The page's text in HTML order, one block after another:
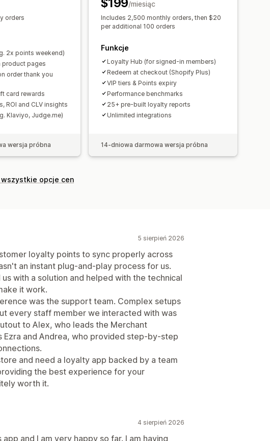
orders
2x points weekend)
product pages
order thank you
card rewards
ROI and CLV insights
Klaviyo, Judge.me)
wersja próbna
$199/miesiąc
Includes 2,500 monthly orders, then $20
per additional 100 orders
Funkcje
Loyalty Hub (for signed-in members)
Redeem at checkout (Shopify Plus)
VIP tiers & Points expiry
Performance benchmarks
25+ pre-built loyalty reports
Unlimited integrations
14-dniowa darmowa wersja próbna
wszystkie opcje cen
5 sierpień 2026
loyalty points to sync properly across
an instant plug-and-play process for us.
with a solution and helped with the technical
it work.
was the support team. Complex setups
every staff member we interacted with was
to Alex, who leads the Merchant
Ezra and Andrea, who provided step-by-step
and need a loyalty app backed by a team
the best experience for your
worth it.
4 sierpień 2026
and I am very happy so far. I am having